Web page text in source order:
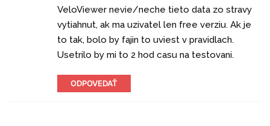
VeloViewer nevie/neche tieto data zo stravy
vytiahnut, ak ma uzivatel len free verziu. Ak je
to tak, bolo by fajin to uviest v pravidlach.
Usetrilo by mi to 2 hod casu na testovani.
ODPOVEDAŤ